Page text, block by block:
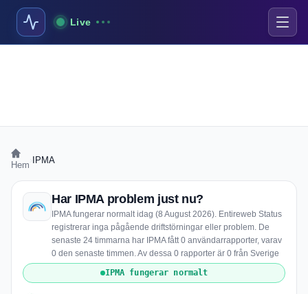
Live
Hem IPMA
Har IPMA problem just nu?
IPMA fungerar normalt idag (8 August 2026). Entireweb Status
registrerar inga pågående driftstörningar eller problem. De
senaste 24 timmarna har IPMA fått 0 användarrapporter, varav
0 den senaste timmen. Av dessa 0 rapporter är 0 från Sverige
IPMA fungerar normalt